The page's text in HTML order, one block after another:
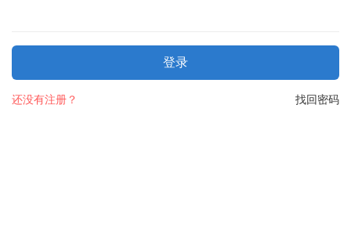
登录
找回密码
还没有注册？